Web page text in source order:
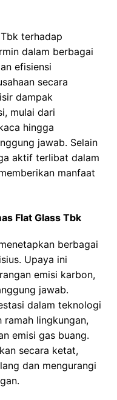
terhadap
dalam berbagai
efisiensi
secara
dampak
mulai dari
hingga
jawab. Selain
aktif terlibat dalam
manfaat
Flat Glass Tbk
berbagai
Upaya ini
emisi karbon,
jawab.
dalam teknologi
lingkungan,
emisi gas buang.
secara ketat,
dan mengurangi